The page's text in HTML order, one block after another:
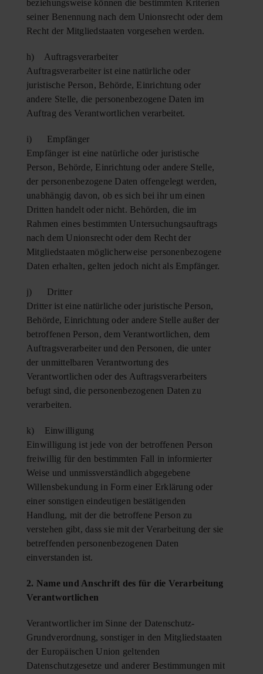
beziehungsweise können die bestimmten Kriterien
seiner Benennung nach dem Unionsrecht oder dem
Recht der Mitgliedstaaten vorgesehen werden.
h) Auftragsverarbeiter
Auftragsverarbeiter ist eine natürliche oder
juristische Person, Behörde, Einrichtung oder
andere Stelle, die personenbezogene Daten im
Auftrag des Verantwortlichen verarbeitet.
i) Empfänger
Empfänger ist eine natürliche oder juristische
Person, Behörde, Einrichtung oder andere Stelle,
der personenbezogene Daten offengelegt werden,
unabhängig davon, ob es sich bei ihr um einen
Dritten handelt oder nicht. Behörden, die im
Rahmen eines bestimmten Untersuchungsauftrags
nach dem Unionsrecht oder dem Recht der
Mitgliedstaaten möglicherweise personenbezogene
Daten erhalten, gelten jedoch nicht als Empfänger.
j) Dritter
Dritter ist eine natürliche oder juristische Person,
Behörde, Einrichtung oder andere Stelle außer der
betroffenen Person, dem Verantwortlichen, dem
Auftragsverarbeiter und den Personen, die unter
der unmittelbaren Verantwortung des
Verantwortlichen oder des Auftragsverarbeiters
befugt sind, die personenbezogenen Daten zu
verarbeiten.
k) Einwilligung
Einwilligung ist jede von der betroffenen Person
freiwillig für den bestimmten Fall in informierter
Weise und unmissverständlich abgegebene
Willensbekundung in Form einer Erklärung oder
einer sonstigen eindeutigen bestätigenden
Handlung, mit der die betroffene Person zu
verstehen gibt, dass sie mit der Verarbeitung der sie
betreffenden personenbezogenen Daten
einverstanden ist.
2. Name und Anschrift des für die Verarbeitung
Verantwortlichen
Verantwortlicher im Sinne der Datenschutz-
Grundverordnung, sonstiger in den Mitgliedstaaten
der Europäischen Union geltenden
Datenschutzgesetze und anderer Bestimmungen mit